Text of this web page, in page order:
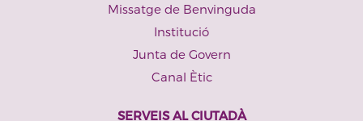
Missatge de Benvinguda
Institució
Junta de Govern
Canal Ètic
SERVEIS AL CIUTADÀ